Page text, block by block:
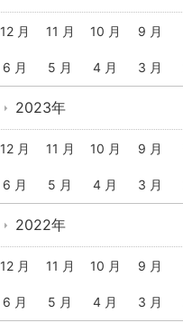
12 月 11 月 10 月 9 月
6 月 5 月 4 月 3 月
2023年
12 月 11 月 10 月 9 月
6 月 5 月 4 月 3 月
2022年
12 月 11 月 10 月 9 月
6 月 5 月 4 月 3 月